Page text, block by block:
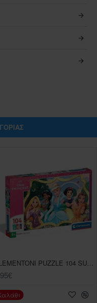
CLEMENTONI PUZZLE 104 SUPER COLOR PRINCESS